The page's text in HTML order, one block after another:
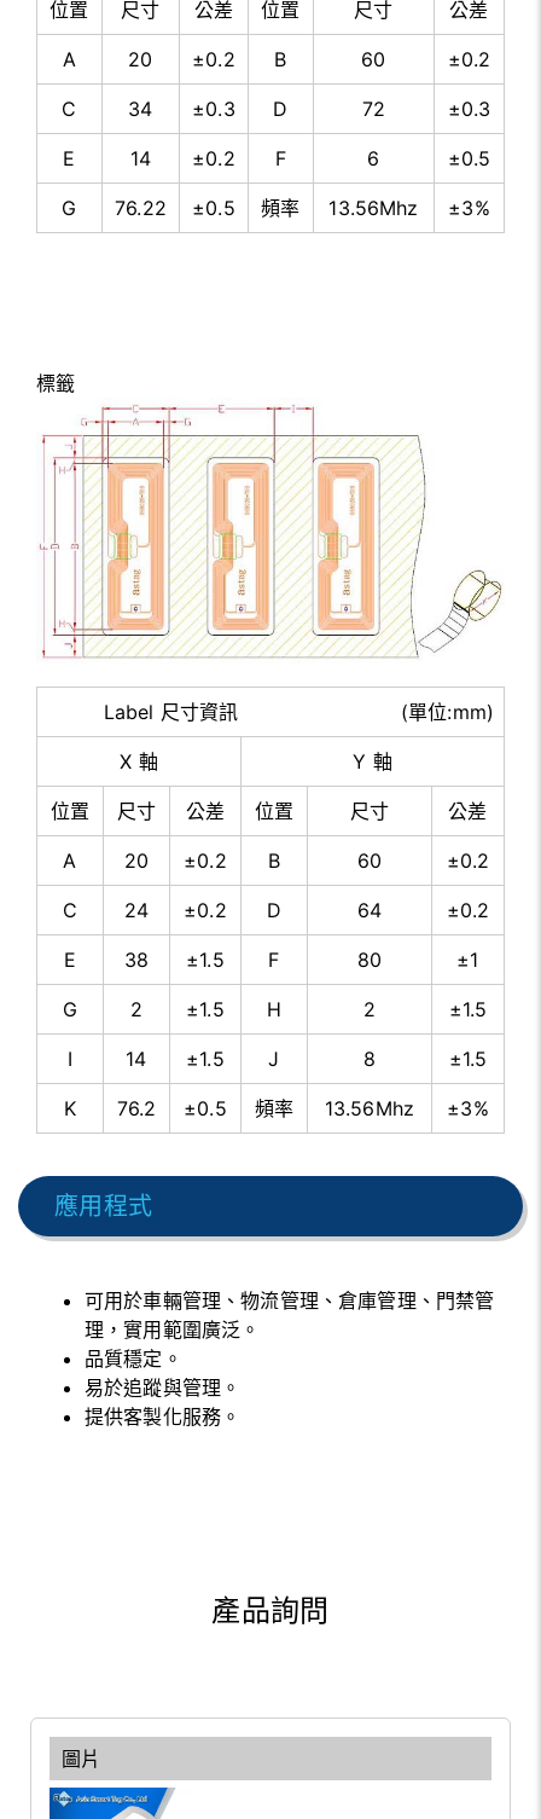
位置 尺寸 公差 位置 尺寸 公差
A 20 ±0.2 B 60 ±0.2
C 34 ±0.3 D 72 ±0.3
E 14 ±0.2 F 6 ±0.5
G 76.22 ±0.5 頻率 13.56Mhz ±3%
標籤
Label 尺寸資訊 (單位:mm)
X 軸 Y 軸
位置 尺寸 公差 位置 尺寸 公差
A 20 ±0.2 B 60 ±0.2
C 24 ±0.2 D 64 ±0.2
E 38 ±1.5 F 80 ±1
G 2 ±1.5 H 2 ±1.5
I 14 ±1.5 J 8 ±1.5
K 76.2 ±0.5 頻率 13.56Mhz ±3%
應用程式
可用於車輛管理、物流管理、倉庫管理、門禁管
理，實用範圍廣泛。
品質穩定。
易於追蹤與管理。
提供客製化服務。
產品詢問